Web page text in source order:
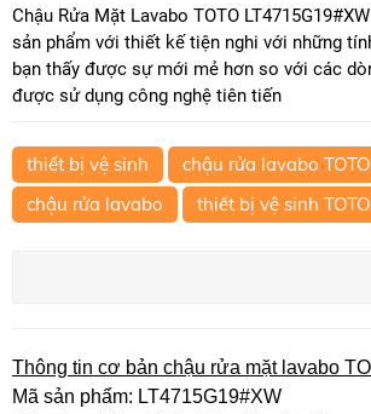
Chậu Rửa Mặt Lavabo TOTO
sản phẩm với thiết kế tiện nghi với những
bạn thấy được sự mới mẻ hơn so với các
được sử dụng công nghệ tiên tiến
thiết bị vệ sinh
chậu rửa lavabo TOTO
chậu rửa lavabo
thiết bị vệ sinh TOTO
Thông tin cơ bản chậu rửa mặt lavabo
Mã sản phẩm: LT4715G19#XW